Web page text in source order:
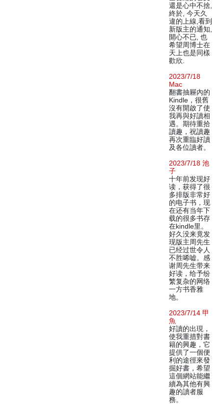
還是心中不捨,
終於, 今天久
違的上線,看到
新版主的通知,
開心不已, 也
希望周博士在
天上也是同樣
歡欣.
2023/7/18
Mac
翻書抽屜內的
Kindle，很舊
沒有開啟了使
我再與好讀相
遇。期待重拾
讀趣，祝讀趣
再次重臨好讀
及各位讀者。
2023/7/18 池
子
十年前发现好
读，获得了很
多排版非常好
的电子书，现
在还有当年下
载的很多书存
在kindle里。
好久没来竟发
现版主周先生
已经过世令人
不胜唏嘘。感
谢周先生带来
好读，给予纷
繁复杂的网络
一方书香雅
地。
2023/7/14 甲
魚
好讀的出現，
使我重措對書
籍的興趣，它
提供了一個便
利的途徑來發
掘好書，希望
這個網站能繼
續為其他有興
趣的讀者服
務。